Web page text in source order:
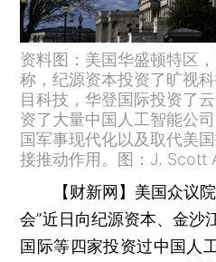
资料图：美国华盛顿特区
称，纪源资本投资了旷视
目科技，华登国际投资了
资了大量中国人工智能公
国军事现代化以及取代美
接推动作用。图：J. Scott
【财新网】 美国众议
会”近日向纪源资本、金沙
国际等四家投资过中国人